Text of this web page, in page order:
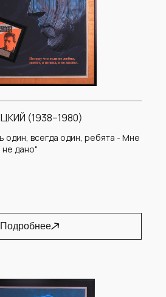
(1938–1980)
один, всегда один, ребята - Мне
дано"
Подробнее